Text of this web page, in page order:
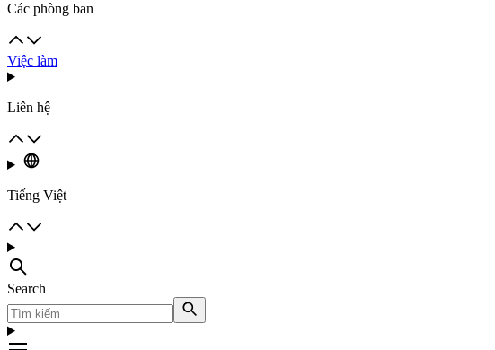
Các phòng ban
Việc làm
Liên hệ
Tiếng Việt
Search